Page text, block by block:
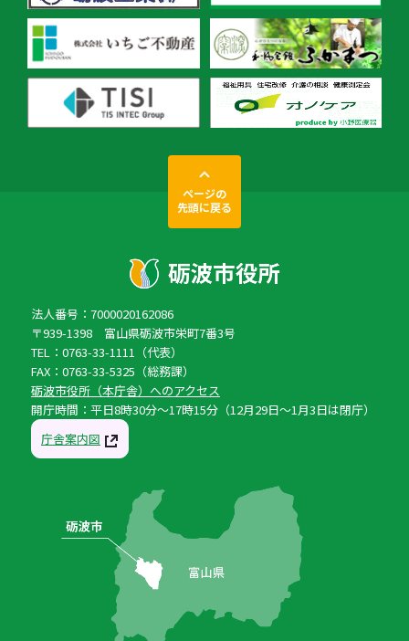
ページの
先頭に戻る
法人番号：7000020162086
〒939-1398 富山県砺波市栄町7番3号
TEL：0763-33-1111（代表）
FAX：0763-33-5325（総務課）
砺波市役所（本庁舎）へのアクセス
開庁時間：平日8時30分〜17時15分（12月29日〜1月3日は閉庁）
庁舎案内図